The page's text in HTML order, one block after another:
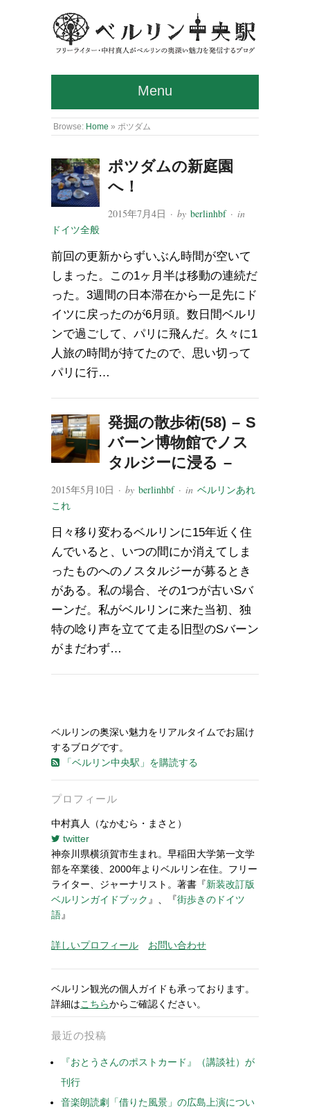
Menu
Browse: Home » ポツダム
ポツダムの新庭園
へ！
2015年7月4日 · byberlinhbf· in
ドイツ全般
前回の更新からずいぶん時間が空いて
しまった。この1ヶ月半は移動の連続だ
った。3週間の日本滞在から一足先にド
イツに戻ったのが6月頭。数日間ベルリ
ンで過ごして、パリに飛んだ。久々に1
人旅の時間が持てたので、思い切って
パリに行…
発掘の散歩術(58) – S
バーン博物館でノス
タルジーに浸る –
2015年5月10日 · by berlinhbf· in ベルリンあれ
これ
日々移り変わるベルリンに15年近く住
んでいると、いつの間にか消えてしま
ったものへのノスタルジーが募るとき
がある。私の場合、その1つが古いSバ
ーンだ。私がベルリンに来た当初、独
特の唸り声を立てて走る旧型のSバーン
がまだわず…
ベルリンの奥深い魅力をリアルタイムでお届け
するブログです。
「ベルリン中央駅」を購読する
プロフィール
中村真人（なかむら・まさと）
twitter
神奈川県横須賀市生まれ。早稲田大学第一文学
部を卒業後、2000年よりベルリン在住。フリー
ライター、ジャーナリスト。著書『新装改訂版
ベルリンガイドブック 』、『街歩きのドイツ
語』
詳しいプロフィール お問い合わせ
ベルリン観光の個人ガイドも承っております。
詳細はこちらからご確認ください。
最近の投稿
『おとうさんのポストカード』（講談社）が
刊行
音楽朗読劇「借りた風景」の広島上演につい